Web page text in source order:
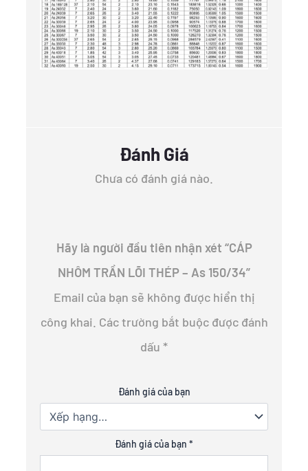
Đánh Giá
Chưa có đánh giá nào.
Hãy là người đầu tiên nhận xét “CÁP
NHÔM TRẦN LÕI THÉP – As 150/34”
Email của bạn sẽ không được hiển thị
công khai. Các trường bắt buộc được đánh
dấu *
Đánh giá của bạn
Đánh giá của bạn *